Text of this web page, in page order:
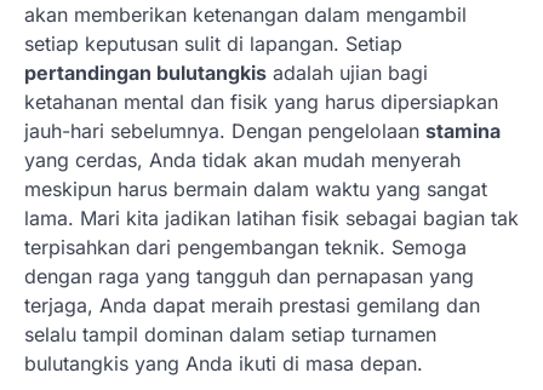
akan memberikan ketenangan dalam mengambil
setiap keputusan sulit di lapangan. Setiap
pertandingan bulutangkis adalah ujian bagi
ketahanan mental dan fisik yang harus dipersiapkan
jauh-hari sebelumnya. Dengan pengelolaan stamina
yang cerdas, Anda tidak akan mudah menyerah
meskipun harus bermain dalam waktu yang sangat
lama. Mari kita jadikan latihan fisik sebagai bagian tak
terpisahkan dari pengembangan teknik. Semoga
dengan raga yang tangguh dan pernapasan yang
terjaga, Anda dapat meraih prestasi gemilang dan
selalu tampil dominan dalam setiap turnamen
bulutangkis yang Anda ikuti di masa depan.